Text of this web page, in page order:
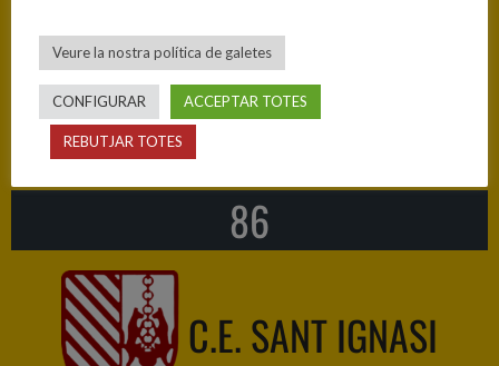
82
86
C.E. SANT IGNASI
Veure la nostra política de galetes
CONFIGURAR ACCEPTAR TOTES
REBUTJAR TOTES